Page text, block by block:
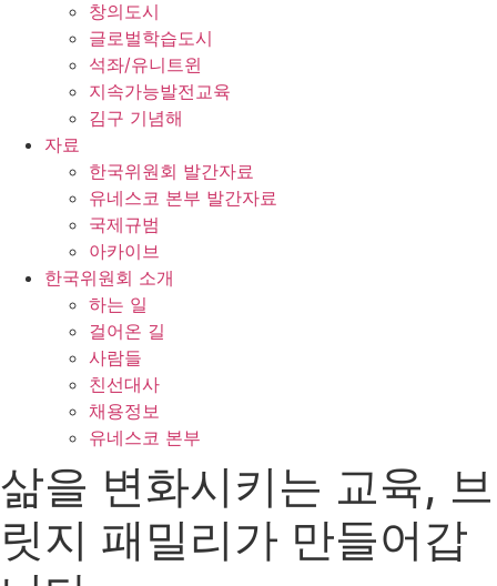
창의도시
글로벌학습도시
석좌/유니트윈
지속가능발전교육
김구 기념해
자료
한국위원회 발간자료
유네스코 본부 발간자료
국제규범
아카이브
한국위원회 소개
하는 일
걸어온 길
사람들
친선대사
채용정보
유네스코 본부
삶을 변화시키는 교육, 브
릿지 패밀리가 만들어갑